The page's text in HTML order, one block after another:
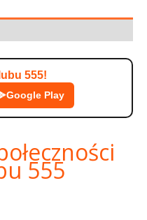
555!
Google Play
555